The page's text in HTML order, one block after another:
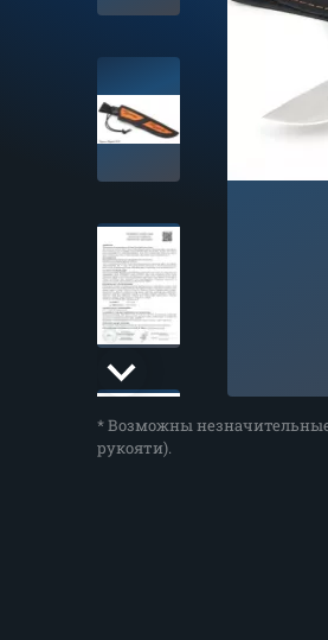
* Возможны
рукояти).